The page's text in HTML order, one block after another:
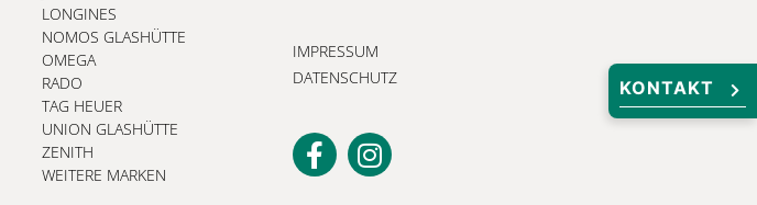
LONGINES
NOMOS GLASHÜTTE
OMEGA
RADO
TAG HEUER
UNION GLASHÜTTE
ZENITH
WEITERE MARKEN
IMPRESSUM
DATENSCHUTZ
KONTAKT